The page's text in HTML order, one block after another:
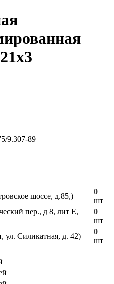
9.307-89
шоссе, д.85,)
0
шт
пер., д 8, лит Е,
0
шт
Силикатная, д. 42)
0
шт